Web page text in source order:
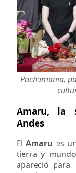
Pachamama,
Amaru, la
Andes
ElAmaru es
tierra y
apareció